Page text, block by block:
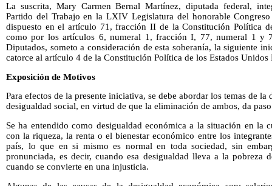
La suscrita, Mary Carmen Bernal Martínez, diputada federal,
Partido del Trabajo en la LXIV Legislatura del honorable
dispuesto en el artículo 71, fracción II de la Constitución Política
como por los artículos 6, numeral 1, fracción I, 77, numeral 1 y
Diputados, someto a consideración de esta soberanía, la siguiente
catorce al artículo 4 de la Constitución Política de los Estados
Exposición de Motivos
Para efectos de la presente iniciativa, se debe abordar los temas de
desigualdad social, en virtud de que la eliminación de ambos, da
Se ha entendido como desigualdad económica a la situación en la
con la riqueza, la renta o el bienestar económico entre los
país, lo que en si mismo es normal en toda sociedad, sin
pronunciada, es decir, cuando esa desigualdad lleva a la pobreza
cuando se convierte en una injusticia.